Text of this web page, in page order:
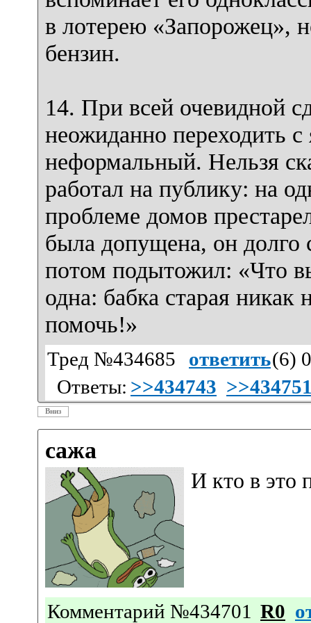
в лотерею «Запорожец»,
бензин.
14. При всей очевидной
неожиданно переходить
неформальный. Нельзя
работал на публику: на
проблеме домов
была допущена, он долго
потом подытожил: «Что
одна: бабка старая
помочь!»
Тред №434685 ответить(6)
Ответы: >>434743
Вниз
сажа
И кто в это
Комментарий №434701 R0